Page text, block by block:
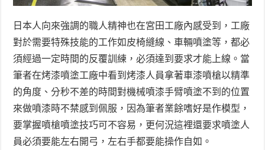
日本人向來強調的職人精神也在宮田工廠內感受到，工廠
對於需要特殊技能的工作如皮椅縫線、車輛噴塗等，都必
須經過一定時間的反覆訓練，必須達到要求才能上線。當
筆者在烤漆噴塗工廠中看到烤漆人員拿著車漆噴槍以精準
的角度、分秒不差的時間對機械噴漆手臂噴塗不到的位置
來做噴漆時不禁感到佩服，因為筆者業餘嗜好是作模型，
要掌握噴槍噴塗技巧可不容易，更何況這裡還要求噴塗人
員必須要能左右開弓，左右手都要能操作自如。